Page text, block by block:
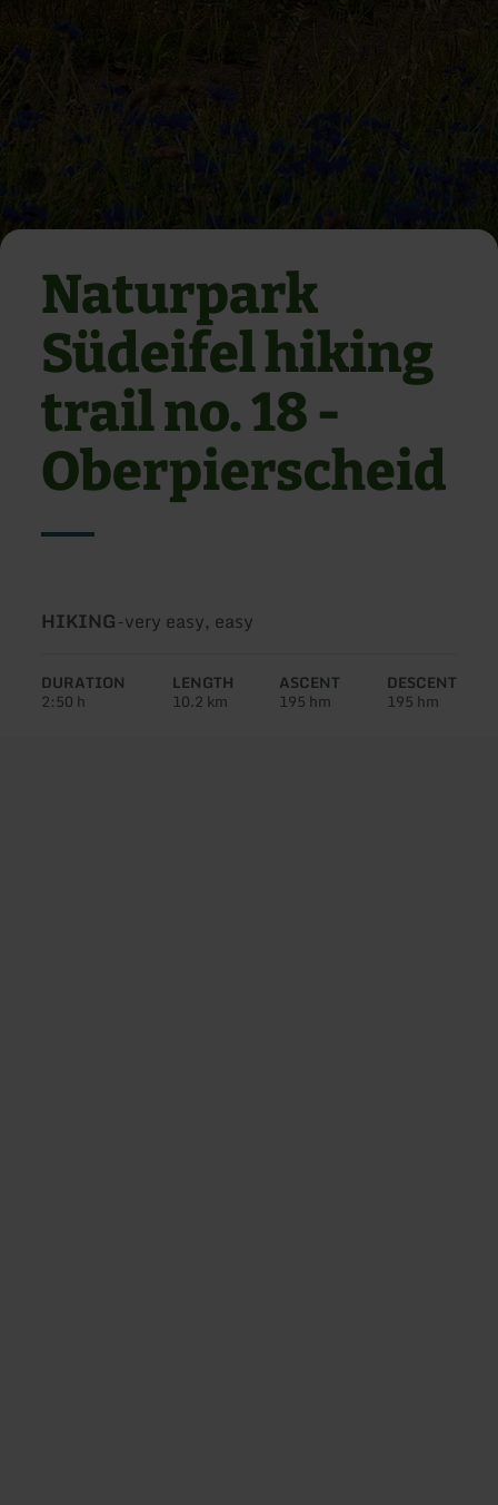
Naturpark
Südeifel hiking
trail no. 18 -
Oberpierscheid
Type
tour:
HIKING-Difficulty:
very easy, easy
DURATION
2:50 h
LENGTH
10.2 km
ASCENT
195 hm
DESCENT
195 hm